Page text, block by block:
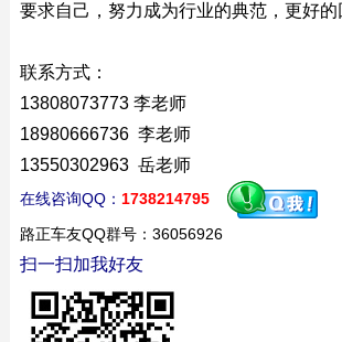
要求自己，努力成为行业的典范，更好的
联系方式：
13808073773 李老师
18980666736 李老师
13550302963 岳老师
在线咨询QQ： 1738214795
路正车友QQ群号：36056926
扫一扫加我好友